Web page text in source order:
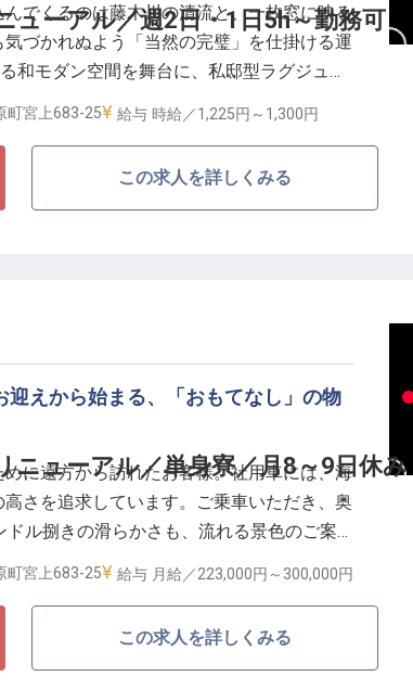
ューアル／週2日・1日5h～勤務可
でくるのは藤木川の清流と、一枚窓に映る
づかれぬよう「当然の完璧」を仕掛ける運
和モダン空間を舞台に、私邸型ラグジュア
んの数センチのズレや皺もすぐに気づかれ
、あなたの仕事が完璧だった証拠。短時間
ード"を継承する】
ん。食事のひと時を彩るおしぼり一本の巻
、事務作業の細部まで。2009年の開業以
きた結唯の「運営の真髄」を学ぶことがで
上にあるスキルは、あなた自身の日常を美
町宮上683-25 給与 時給／1,225円～ 1,300円
この求人を詳しくみる
ニューアル／単身寮／月8～9日休み
えから始まる、「おもてなし」の物
に遠方から訪れたお客様。社用車には、海
さを追求しています。ご乗車いただき、奥
ル捌きの滑らかさも、流れる景色のご案内
じていただくための演出になります。
時間を過ごしています。「車中で交わした
っていただける送迎は、宿の評価そのもの
町宮上683-25 給与 月給／223,000円～ 300,000円
この求人を詳しくみる